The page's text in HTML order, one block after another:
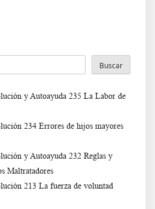
Buscar
y Autoayuda 235 La Labor de
234 Errores de hijos mayores
y Autoayuda 232 Reglas y
Maltratadores
213 La fuerza de voluntad